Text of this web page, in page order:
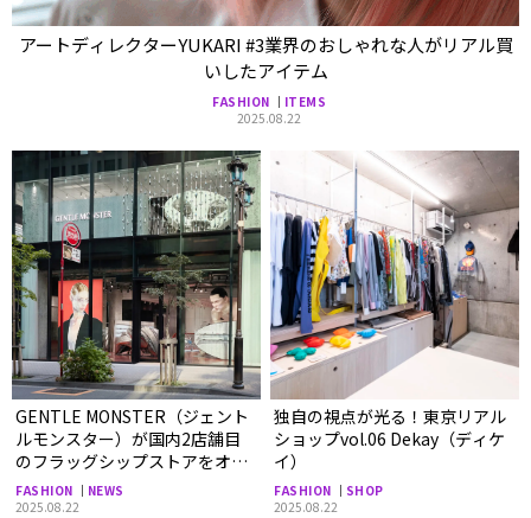
アートディレクターYUKARI #3業界のおしゃれな人がリアル買
いしたアイテム
FASHION
ITEMS
2025.08.22
GENTLE MONSTER（ジェント
ルモンスター）が国内2店舗目
のフラッグシップストアをオー
プン！
FASHION
NEWS
2025.08.22
独自の視点が光る！東京リアル
ショップvol.06 Dekay（ディケ
イ）
FASHION
SHOP
2025.08.22